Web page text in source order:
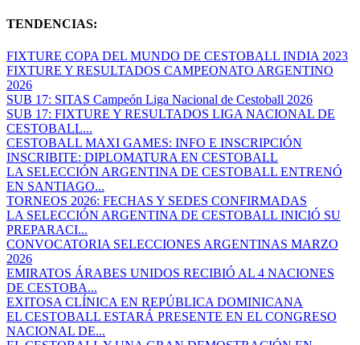
TENDENCIAS:
FIXTURE COPA DEL MUNDO DE CESTOBALL INDIA 2023
FIXTURE Y RESULTADOS CAMPEONATO ARGENTINO
2026
SUB 17: SITAS Campeón Liga Nacional de Cestoball 2026
SUB 17: FIXTURE Y RESULTADOS LIGA NACIONAL DE
CESTOBALL...
CESTOBALL MAXI GAMES: INFO E INSCRIPCIÓN
INSCRIBITE: DIPLOMATURA EN CESTOBALL
LA SELECCIÓN ARGENTINA DE CESTOBALL ENTRENÓ
EN SANTIAGO...
TORNEOS 2026: FECHAS Y SEDES CONFIRMADAS
LA SELECCIÓN ARGENTINA DE CESTOBALL INICIÓ SU
PREPARACI...
CONVOCATORIA SELECCIONES ARGENTINAS MARZO
2026
EMIRATOS ÁRABES UNIDOS RECIBIÓ AL 4 NACIONES
DE CESTOBA...
EXITOSA CLÍNICA EN REPÚBLICA DOMINICANA
EL CESTOBALL ESTARÁ PRESENTE EN EL CONGRESO
NACIONAL DE...